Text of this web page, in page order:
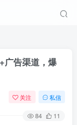
广告渠道，爆
关注 私信
84 11